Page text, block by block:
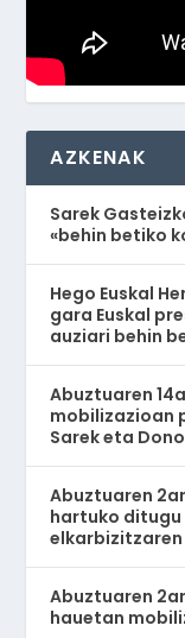
AZKENAK
Sarek
«behin betiko
Hego Euskal
gara Euskal
auziari behin
Abuztuaren
mobilizazioan
Sarek eta
Abuztuaren
hartuko
Abuztuaren
hauetan